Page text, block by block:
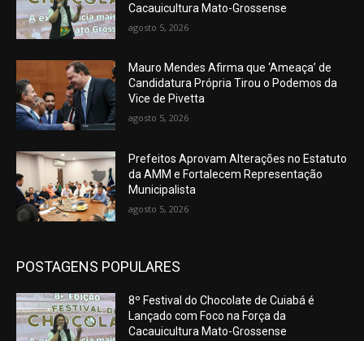
Cacauicultura Mato-Grossense
agosto 5, 2026
Mauro Mendes Afirma que ‘Ameaça’ de
Candidatura Própria Tirou o Podemos da
Vice de Pivetta
agosto 5, 2026
Prefeitos Aprovam Alterações no Estatuto
da AMM e Fortalecem Representação
Municipalista
agosto 5, 2026
POSTAGENS POPULARES
8º Festival do Chocolate de Cuiabá é
Lançado com Foco na Força da
Cacauicultura Mato-Grossense